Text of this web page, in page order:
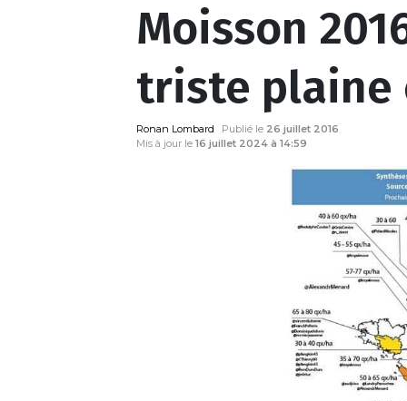
Moisson
triste plaine
Ronan Lombard Publié le 26 juillet 2016
Mis à jour le 16 juillet 2024 à 14:59